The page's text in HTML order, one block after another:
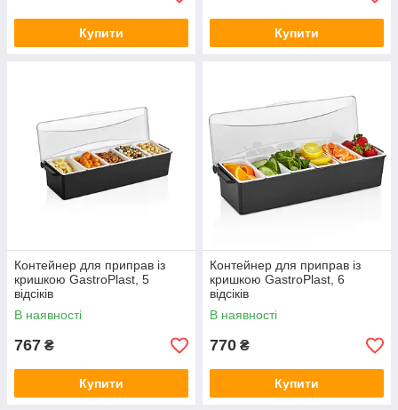
Купити Купити
Контейнер для приправ із
кришкою GastroPlast, 5
відсіків
В наявності
767 ₴
Купити
Контейнер для приправ із
кришкою GastroPlast, 6
відсіків
В наявності
770 ₴
Купити